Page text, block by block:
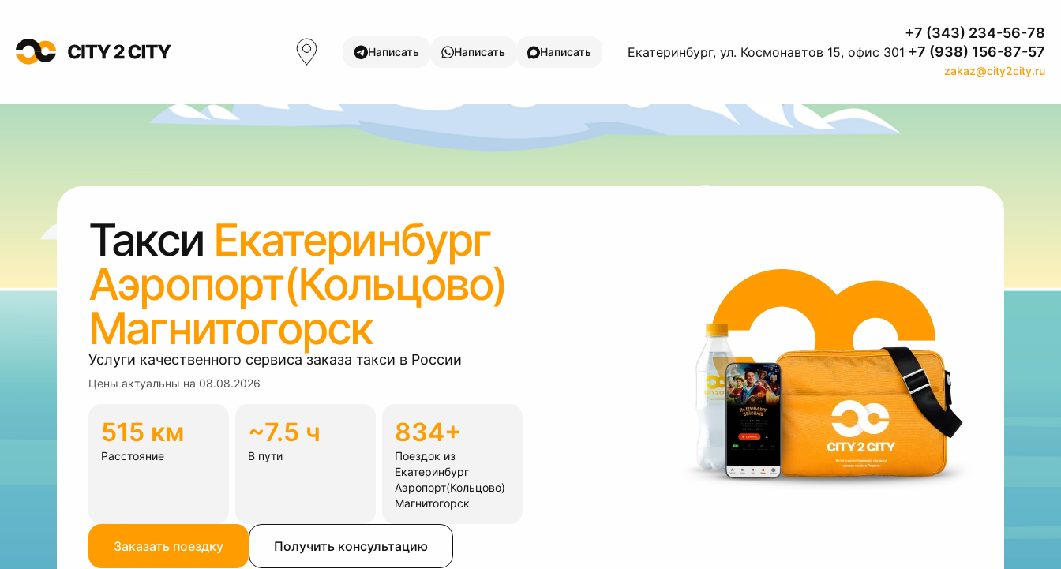
Написать Написать Написать Екатеринбург, ул. Космонавтов 15, офис 301
+7 (343) 234-56-78
+7 (938) 156-87-57
zakaz@city2city.ru
Такси Екатеринбург
Аэропорт(Кольцово)
Магнитогорск
Услуги качественного сервиса заказа такси в России
Цены актуальны на 08.08.2026
515 км
Расстояние
~7.5 ч
В пути
834+
Поездок из
Екатеринбург
Аэропорт(Кольцово)
Магнитогорск
Заказать поездку Получить консультацию